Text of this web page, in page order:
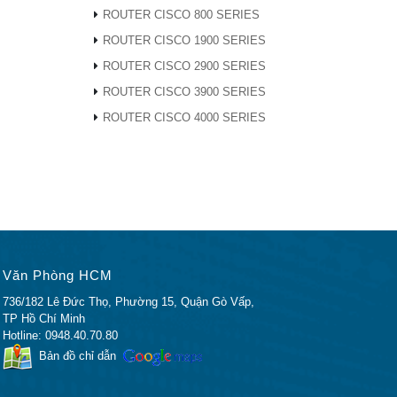
ROUTER CISCO 800 SERIES
ROUTER CISCO 1900 SERIES
ROUTER CISCO 2900 SERIES
ROUTER CISCO 3900 SERIES
ROUTER CISCO 4000 SERIES
Văn Phòng HCM
736/182 Lê Đức Thọ, Phường 15, Quận Gò Vấp,
TP Hồ Chí Minh
Hotline: 0948.40.70.80
Bản đồ chỉ dẫn